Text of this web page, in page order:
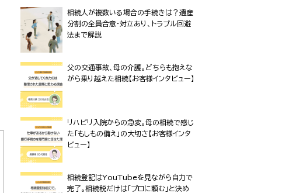
相続人が複数いる場合の手続きは？遺産
分割の全員合意・対立あり、トラブル回避
法まで解説
父の交通事故、母の介護。どちらも抱えな
がら乗り越えた相続【お客様インタビュー】
リハビリ入院からの急変。母の相続で感じ
た「もしもの備え」の大切さ【お客様インタ
ビュー】
相続登記はYouTubeを見ながら自力で
完了。相続税だけは「プロに頼む」と決め